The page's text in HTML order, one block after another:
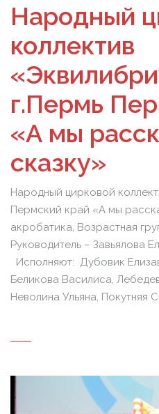
Народный
коллектив
г.Пермь
«А мы
сказку»
Народный цирковой
Пермский край «А мы
акробатика, Возрастная
Руководитель – Завьялова
Исполняют: Дубовик
Беликова Василиса,
Неволина Ульяна, Покутняя